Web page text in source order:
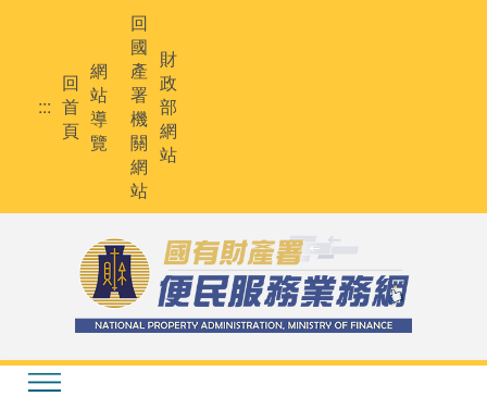
:::
回
首
頁
網
站
導
覽
回
國
產
署
機
關
網
站
財
政
部
網
站